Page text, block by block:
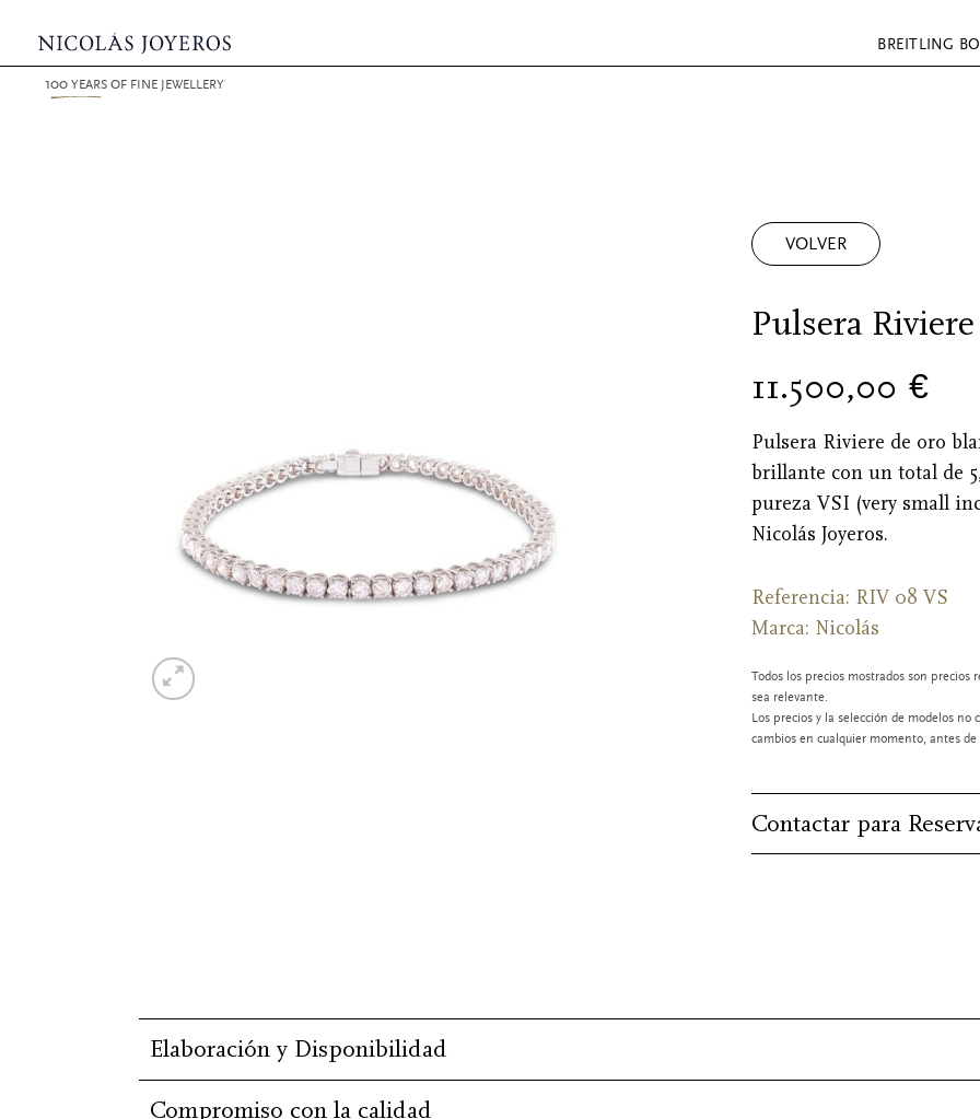
100 YEARS OF FINE JEWELLERY
BREITLING
VOLVER
Pulsera
11.500,00 €
Pulsera Riviere de oro
brillante con un total de
pureza VSI (very small
Nicolás Joyeros.
Referencia: RIV 08 VS
Marca: Nicolás
Todos los precios mostrados son precios
sea relevante.
Los precios y la selección de modelos
cambios en cualquier momento, antes
Contactar para
Elaboración y Disponibilidad
Compromiso con la calidad